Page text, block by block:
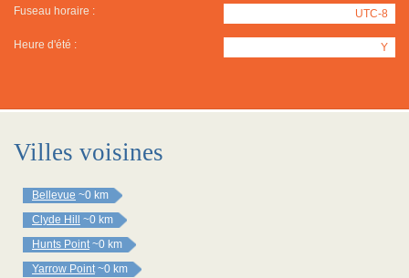
Fuseau horaire : UTC-8
Heure d'été : Y
Villes voisines
Bellevue ~0 km
Clyde Hill
~0 km
Hunts Point ~0 km
Yarrow Point ~0 km